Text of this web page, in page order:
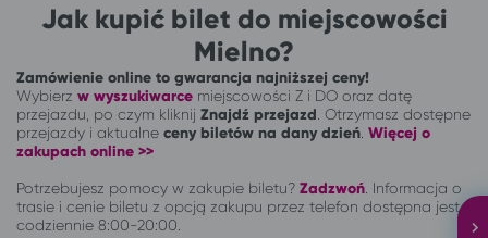
Jak kupić bilet do miejscowości
Mielno?
Zamówienie online to gwarancja najniższej ceny!
Wybierz w wyszukiwarce miejscowości Z i DO oraz datę
przejazdu, po czym kliknij Znajdź przejazd . Otrzymasz dostępne
przejazdy i aktualne ceny biletów na dany dzień Więcej o
zakupach online >>
Potrzebujesz pomocy w zakupie biletu? Zadzwoń Informacja o
trasie i cenie biletu z opcją zakupu przez telefon dostępna jest
codziennie 8:00-20:00.